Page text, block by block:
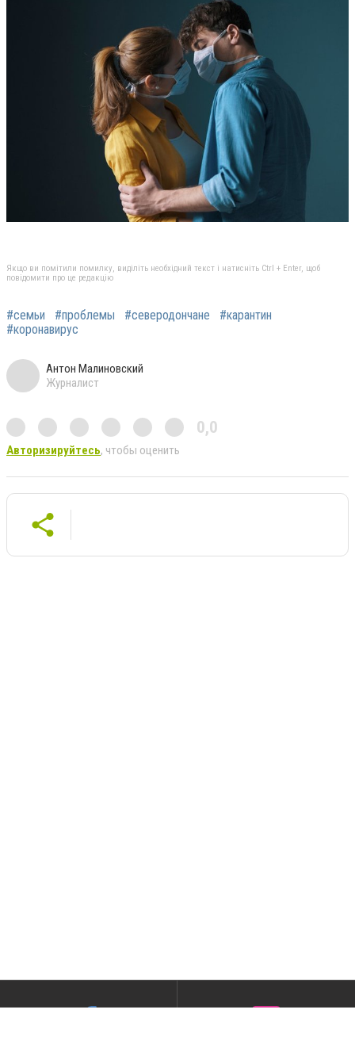
Якщо ви помітили помилку, виділіть необхідний текст і натисніть Ctrl + Enter, щоб
повідомити про це редакцію
#семьи #проблемы #северодончане
#карантин
#коронавирус
Антон Малиновский
Журналист
0,0
Авторизируйтесь, чтобы оценить